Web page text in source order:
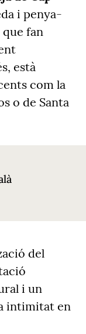
i penya-
que fan
està
com la
o de Santa
del
i un
intimitat en